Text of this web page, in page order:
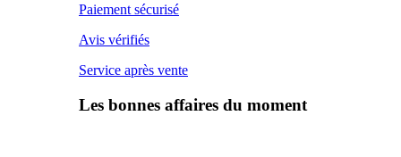
Paiement sécurisé
Avis vérifiés
Service après vente
Les bonnes affaires du moment